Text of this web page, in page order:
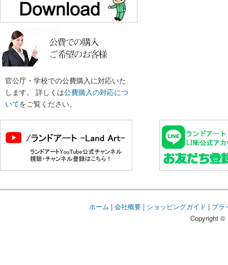
官公庁・学校での公費購入に対応いた
します。 詳しくは公費購入の対応につ
いてをご覧ください。
ホーム | 会社概要| ショッピングガイド | プラ
Copyright ©